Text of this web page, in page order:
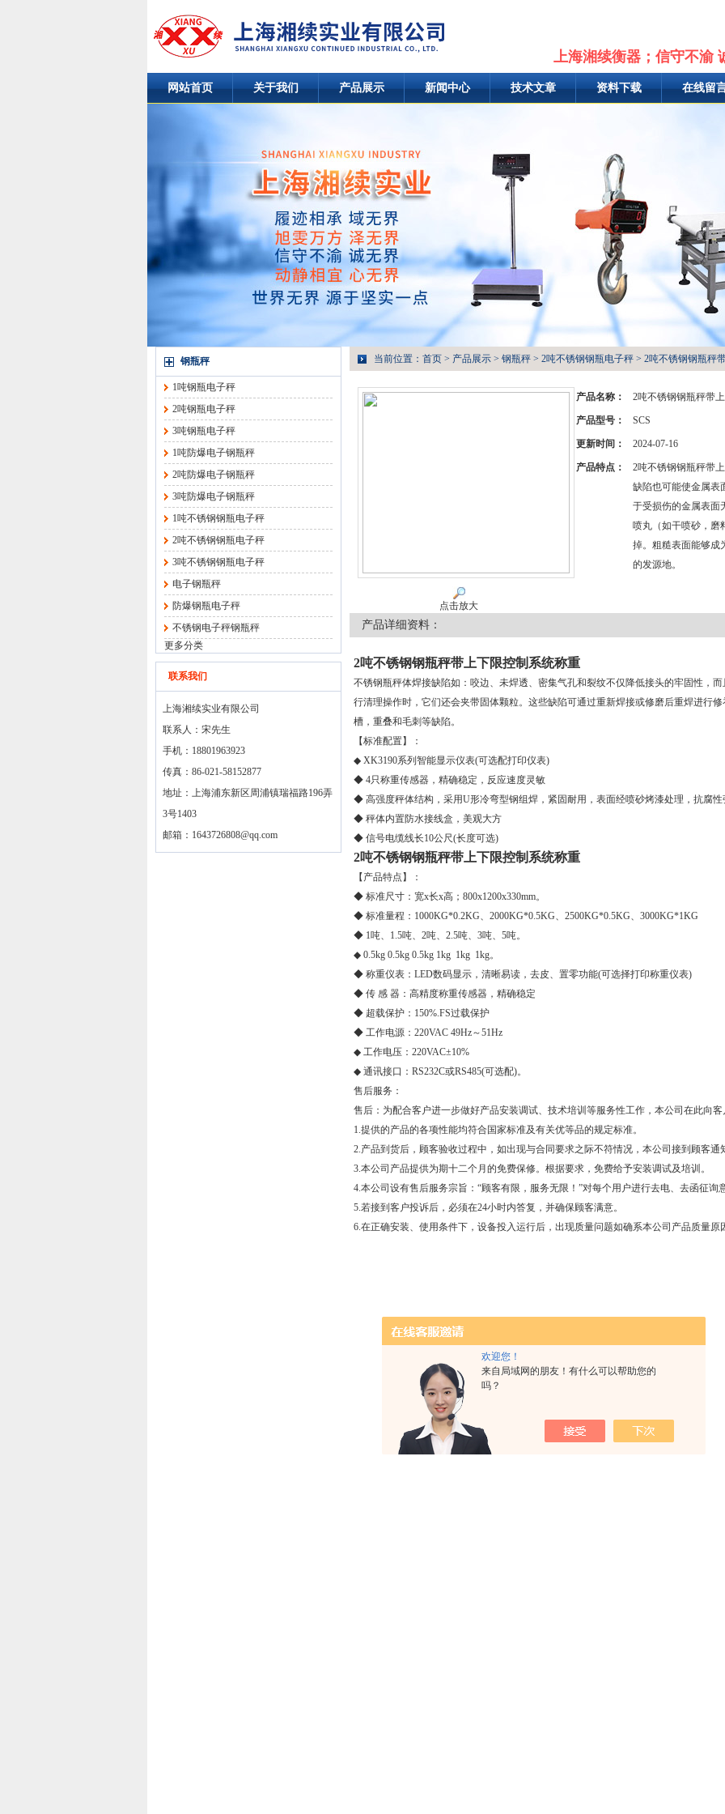
欢迎您！
来自局域网的朋友！有什么可以帮助您的
吗？
上海湘续衡器；信守不渝
网站首页 关于我们 产品展示 新闻中心 技术文章 资料下载 在线留
钢瓶秤
1吨钢瓶电子秤
2吨钢瓶电子秤
3吨钢瓶电子秤
1吨防爆电子钢瓶秤
2吨防爆电子钢瓶秤
3吨防爆电子钢瓶秤
1吨不锈钢钢瓶电子秤
2吨不锈钢钢瓶电子秤
3吨不锈钢钢瓶电子秤
电子钢瓶秤
防爆钢瓶电子秤
不锈钢电子秤钢瓶秤
更多分类
联系我们
上海湘续实业有限公司
联系人：宋先生
手机：18801963923
传真：86-021-58152877
地址：上海浦东新区周浦镇瑞福路196弄
3号1403
邮箱： 1643726808@qq.com
当前位置： 首页 > 产品展示 > 钢瓶秤 > 2吨不锈钢钢瓶电子秤 > 2吨不锈钢钢瓶秤
点击放大
产品名称： 2吨不锈钢钢瓶秤带
产品型号： SCS
更新时间： 2024-07-16
产品特点：
2吨不锈钢钢瓶秤带
缺陷也可能使金属表
于受损伤的金属表面
喷丸（如干喷砂，磨
掉。粗糙表面能够成
的发源地。
产品详细资料：
2吨不锈钢钢瓶秤带上下限控制系统称重
不锈钢瓶秤体焊接缺陷如：咬边、未焊透、密集气孔和裂纹不仅降低接头的牢固性，
行清理操作时，它们还会夹带固体颗粒。这些缺陷可通过重新焊接或修磨后重焊进行
槽，重叠和毛刺等缺陷。
【标准配置】：
◆ XK3190系列智能显示仪表(可选配打印仪表)
◆ 4只称重传感器，精确稳定，反应速度灵敏
◆ 高强度秤体结构，采用U形冷弯型钢组焊，紧固耐用，表面经喷砂烤漆处理，抗腐性
◆ 秤体内置防水接线盒，美观大方
◆ 信号电缆线长10公尺(长度可选)
2吨不锈钢钢瓶秤带上下限控制系统称重
【产品特点】：
◆ 标准尺寸：宽x长x高；800x1200x330mm。
◆ 标准量程：1000KG*0.2KG、2000KG*0.5KG、2500KG*0.5KG、3000KG*1KG
◆ 1吨、1.5吨、2吨、2.5吨、3吨、5吨。
◆ 0.5kg 0.5kg 0.5kg 1kg 1kg 1kg。
◆ 称重仪表：LED数码显示，清晰易读，去皮、置零功能(可选择打印称重仪表)
◆ 传 感 器：高精度称重传感器，精确稳定
◆ 超载保护：150%.FS过载保护
◆ 工作电源：220VAC 49Hz～51Hz
◆ 工作电压：220VAC±10%
◆ 通讯接口：RS232C或RS485(可选配)。
售后服务：
售后：为配合客户进一步做好产品安装调试、技术培训等服务性工作，本公司在此向
1.提供的产品的各项性能均符合国家标准及有关优等品的规定标准。
2.产品到货后，顾客验收过程中，如出现与合同要求之际不符情况，本公司接到顾客通
3.本公司产品提供为期十二个月的免费保修。根据要求，免费给予安装调试及培训。
4.本公司设有售后服务宗旨：“顾客有限，服务无限！”对每个用户进行去电、去函征
5.若接到客户投诉后，必须在24小时内答复，并确保顾客满意。
6.在正确安装、使用条件下，设备投入运行后，出现质量问题如确系本公司产品质量